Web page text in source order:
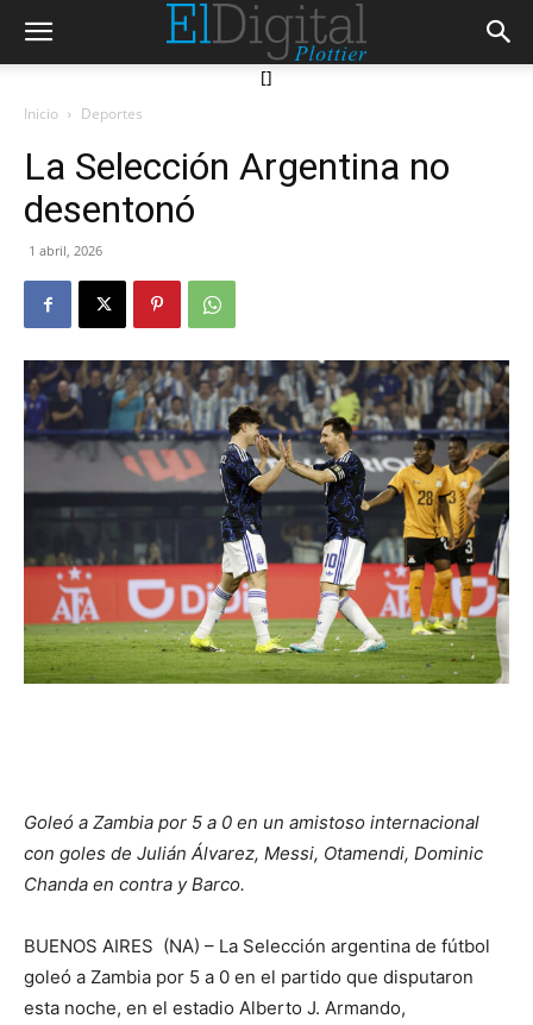
[]
Inicio Deportes
La Selección Argentina no
desentonó
1 abril, 2026
Goleó a Zambia por 5 a 0 en un amistoso internacional
con goles de Julián Álvarez, Messi, Otamendi, Dominic
Chanda en contra y Barco.
BUENOS AIRES (NA) – La Selección argentina de fútbol
goleó a Zambia por 5 a 0 en el partido que disputaron
esta noche, en el estadio Alberto J. Armando,